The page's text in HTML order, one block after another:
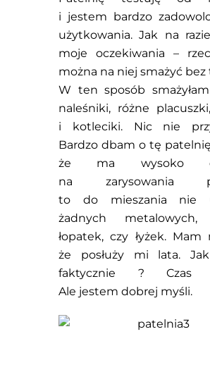
i jestem bardzo
użytkowania. Jak na
moje oczekiwania –
można na niej smażyć bez
W ten sposób
naleśniki, różne
i kotleciki. Nic nie
Bardzo dbam o tę
że ma wysoko
na zarysowania
to do mieszania nie
żadnych metalowych,
łopatek, czy łyżek. Mam
że posłuży mi lata.
faktycznie ? Czas
Ale jestem dobrej myśli.